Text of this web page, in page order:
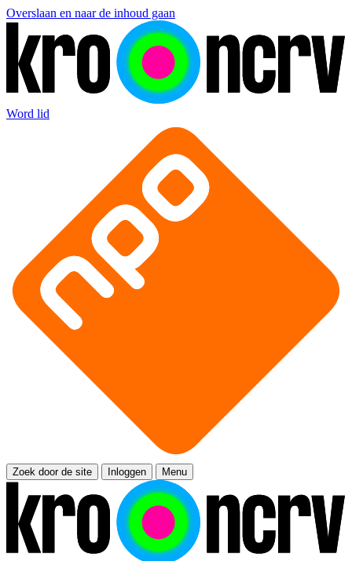
Overslaan en naar de inhoud gaan
Word lid
Zoek door de site Inloggen Menu